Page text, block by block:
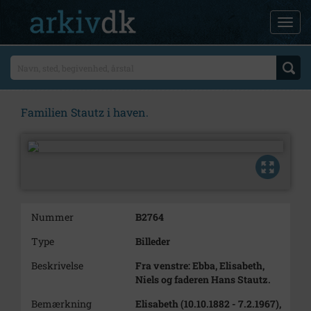
Familien Stautz i haven.
Nummer
B2764
Type
Billeder
Beskrivelse
Fra venstre: Ebba, Elisabeth,
Niels og faderen Hans Stautz.
Bemærkning
Elisabeth (10.10.1882 - 7.2.1967),